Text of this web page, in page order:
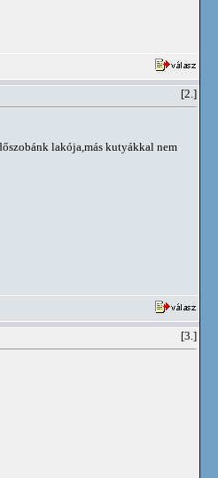
[2.]
lakója,más kutyákkal nem
[3.]